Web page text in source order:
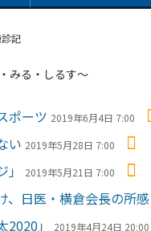
記
みる・しるす〜
ポーツ 2019年6月4日 7:00
い 2019年5月28日 7:00
2019年5月21日 7:00
、日医・横倉会長の所感
」 2019年4月24日 20:00